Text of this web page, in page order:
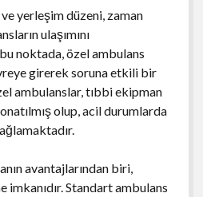
ve yerleşim düzeni, zaman
ulaşımını
noktada, özel ambulans
girerek soruna etkili bir
ambulanslar, tıbbi ekipman
olup, acil durumlarda
avantajlarından biri,
imkanıdır. Standart ambulans